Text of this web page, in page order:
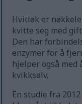
Hvitløk er
kvitte seg med
Den har
enzymer for å
hjelper også
kvikksølv.
En studie fra